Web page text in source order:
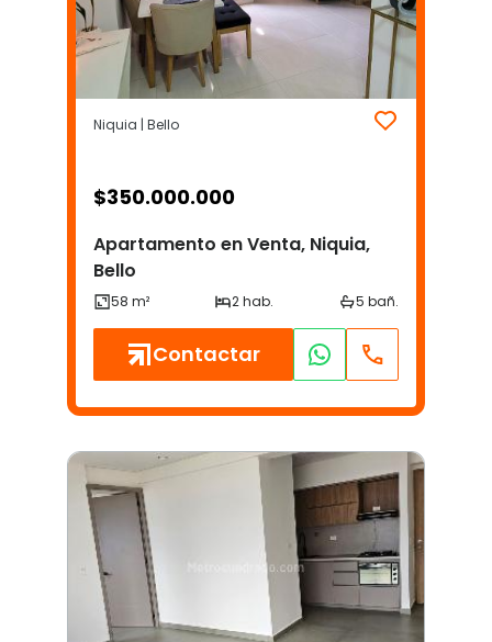
Niquia | Bello
$350.000.000
Apartamento en Venta, Niquia,
Bello
Contactar